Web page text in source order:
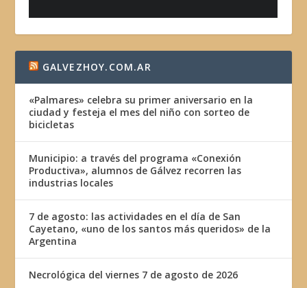
GALVEZHOY.COM.AR
«Palmares» celebra su primer aniversario en la
ciudad y festeja el mes del niño con sorteo de
bicicletas
Municipio: a través del programa «Conexión
Productiva», alumnos de Gálvez recorren las
industrias locales
7 de agosto: las actividades en el día de San
Cayetano, «uno de los santos más queridos» de la
Argentina
Necrológica del viernes 7 de agosto de 2026